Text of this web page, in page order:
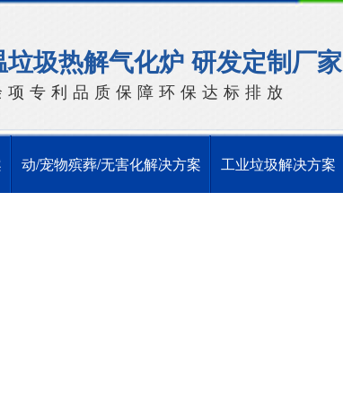
垃圾热解气化炉 研发定制厂家
专利品质保障环保达标排放
动/宠物殡葬/无害化解决方案 工业垃圾解决方案